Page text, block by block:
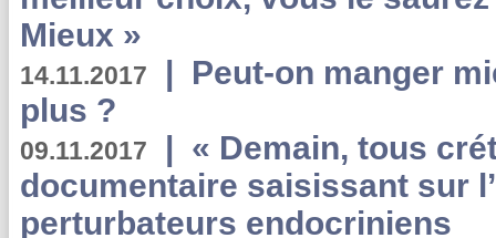
Mieux »
14.11.2017 | Peut-on manger
plus ?
09.11.2017 | « Demain, tous
documentaire saisissant sur
perturbateurs endocriniens